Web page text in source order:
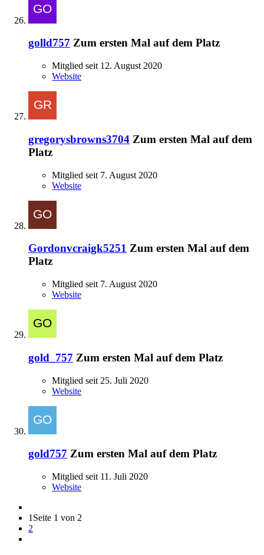
golld757 Zum ersten Mal auf dem Platz
Mitglied seit 12. August 2020
Website
gregorysbrowns3704 Zum ersten Mal auf dem
Platz
Mitglied seit 7. August 2020
Website
Gordonvcraigk5251 Zum ersten Mal auf dem
Platz
Mitglied seit 7. August 2020
Website
gold_757 Zum ersten Mal auf dem Platz
Mitglied seit 25. Juli 2020
Website
gold757 Zum ersten Mal auf dem Platz
Mitglied seit 11. Juli 2020
Website
1 Seite 1 von 2
2